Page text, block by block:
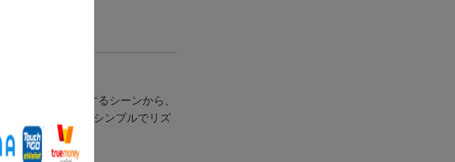
。誰もが経験するシーンから、
かみのある絵、シンプルでリズ
。